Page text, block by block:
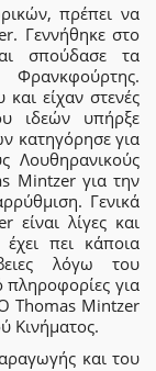
πρέπει να
Γεννήθηκε στο
σπούδασε τα
είχαν στενές
ιδεών υπήρξε
κατηγόρησε για
Λουθηρανικούς
Mintzer για την
Γενικά
λίγες και
πει κάποια
λόγω του
πληροφορίες για
Thomas Mintzer
Κινήματος.
και του